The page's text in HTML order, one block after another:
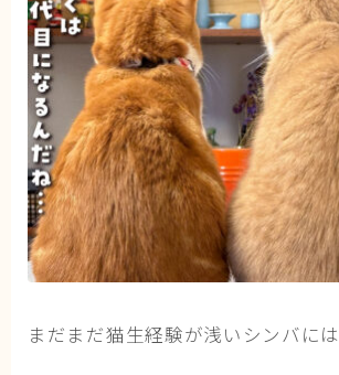
まだまだ猫生経験が浅いシンバには